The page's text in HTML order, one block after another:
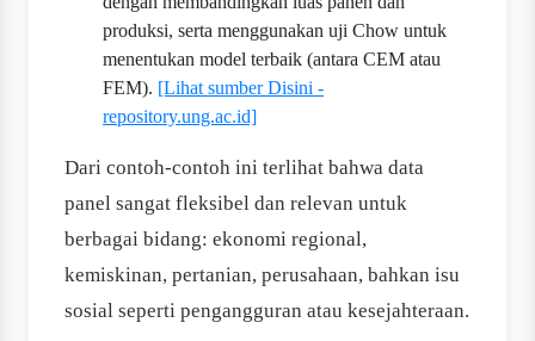
produksi, serta menggunakan uji Chow untuk
menentukan model terbaik (antara CEM atau
FEM). [Lihat sumber Disini -
repository.ung.ac.id]
Dari contoh-contoh ini terlihat bahwa data
panel sangat fleksibel dan relevan untuk
berbagai bidang: ekonomi regional,
kemiskinan, pertanian, perusahaan, bahkan isu
sosial seperti pengangguran atau kesejahteraan.